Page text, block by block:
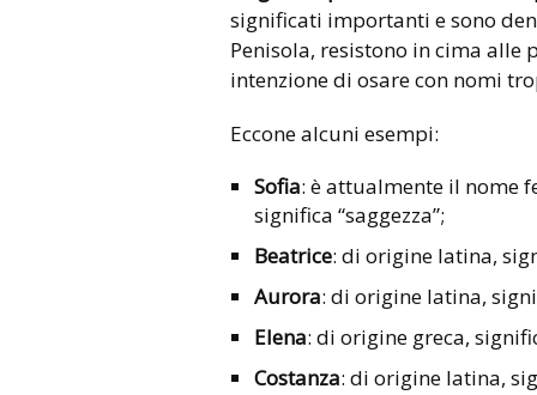
significati importanti e sono
Penisola, resistono in cima alle
intenzione di osare con nomi
Eccone alcuni esempi:
Sofia: è attualmente il nome
significa “saggezza”;
Beatrice: di origine latina,
Aurora: di origine latina,
Elena: di origine greca,
Costanza: di origine latina,